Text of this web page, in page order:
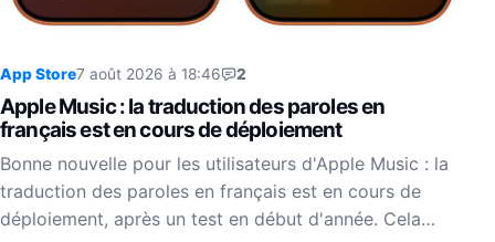
App Store7 août 2026 à 18:46 2
Apple Music : la traduction des paroles en
français est en cours de déploiement
Bonne nouvelle pour les utilisateurs d'Apple Music : la
traduction des paroles en français est en cours de
déploiement, après un test en début d'année. Cela…